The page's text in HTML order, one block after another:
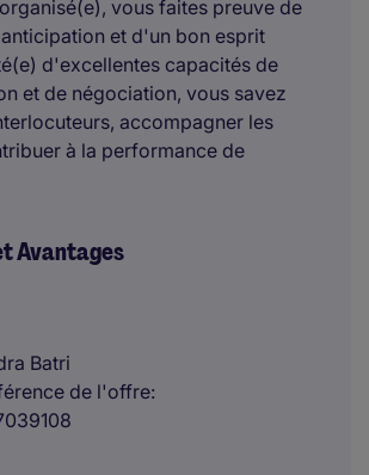
vous faites preuve de
et d'un bon esprit
d'excellentes capacités de
et de négociation, vous savez
accompagner les
à la performance de
Avantages
Batri
de l'offre